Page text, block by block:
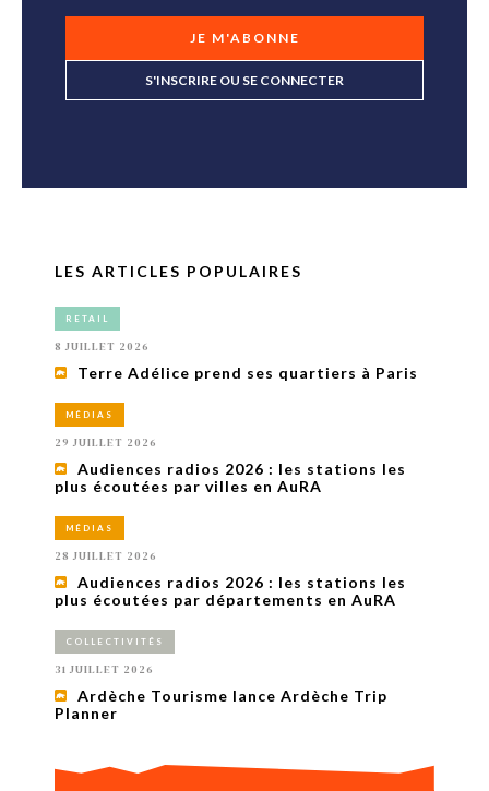
JE M'ABONNE
S'INSCRIRE OU SE CONNECTER
LES ARTICLES POPULAIRES
RETAIL
8 JUILLET 2026
Terre Adélice prend ses quartiers à Paris
MÉDIAS
29 JUILLET 2026
Audiences radios 2026 : les stations les
plus écoutées par villes en AuRA
MÉDIAS
28 JUILLET 2026
Audiences radios 2026 : les stations les
plus écoutées par départements en AuRA
COLLECTIVITÉS
31 JUILLET 2026
Ardèche Tourisme lance Ardèche Trip
Planner